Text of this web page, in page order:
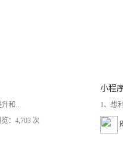
和...
：4,703 次
小程
1、想